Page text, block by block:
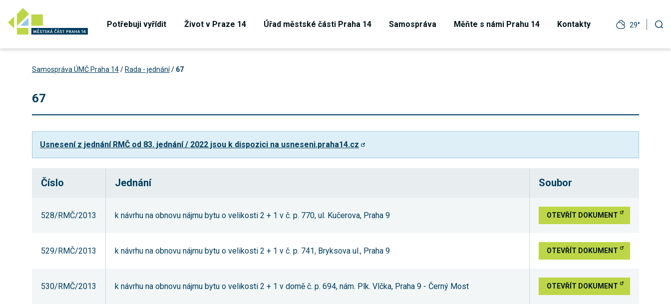
Potřebuji vyřídit Život v Praze 14 Úřad městské části Praha 14 Samospráva Měňte s námi Prahu 14 Kontakty 29°
Samospráva ÚMČ Praha 14/ Rada - jednání/ 67
67
Usnesení z jednání RMČ od 83. jednání / 2022 jsou k dispozici na usneseni.praha14.cz
Číslo Jednání Soubor
528/RMČ/2013 k návrhu na obnovu nájmu bytu o velikosti 2 + 1 v č. p. 770, ul. Kučerova, Praha 9 OTEVŘÍT DOKUMENT
529/RMČ/2013 k návrhu na obnovu nájmu bytu o velikosti 2 + 1 v č. p. 741, Bryksova ul., Praha 9 OTEVŘÍT DOKUMENT
530/RMČ/2013 k návrhu na obnovu nájmu bytu o velikosti 2 + 1 v domě č. p. 694, nám. Plk. Vlčka, Praha 9 - Černý Most OTEVŘÍT DOKUMENT
Technické
cookies jsou
webu a všech
Váš souhlas s